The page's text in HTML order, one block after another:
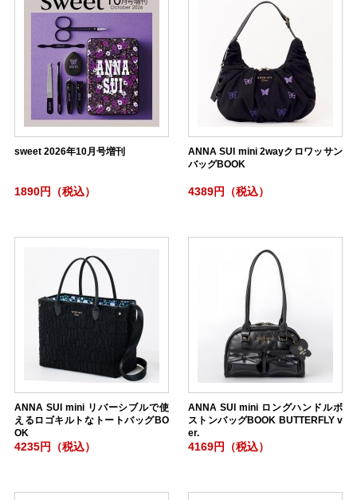
sweet 2026年10月号増刊
1890円（税込）
ANNA SUI mini 2wayクロワッサン
バッグBOOK
4389円（税込）
ANNA SUI mini リバーシブルで使
えるロゴキルトなトートバッグBO
OK
4235円（税込）
ANNA SUI mini ロングハンドルボ
ストンバッグBOOK BUTTERFLY v
er.
4169円（税込）